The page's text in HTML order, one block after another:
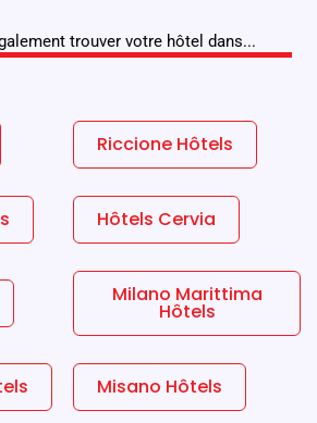
trouver votre hôtel dans...
Riccione Hôtels
Hôtels Cervia
Milano Marittima
Hôtels
Misano Hôtels